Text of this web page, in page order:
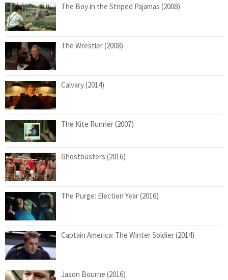
The Boy in the Striped Pajamas (2008)
The Wrestler (2008)
Calvary (2014)
The Kite Runner (2007)
Ghostbusters (2016)
The Purge: Election Year (2016)
Captain America: The Winter Soldier (2014)
Jason Bourne (2016)